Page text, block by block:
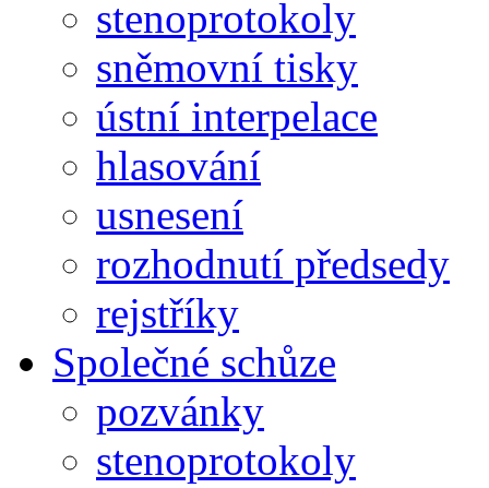
stenoprotokoly
sněmovní tisky
ústní interpelace
hlasování
usnesení
rozhodnutí předsedy
rejstříky
Společné schůze
pozvánky
stenoprotokoly